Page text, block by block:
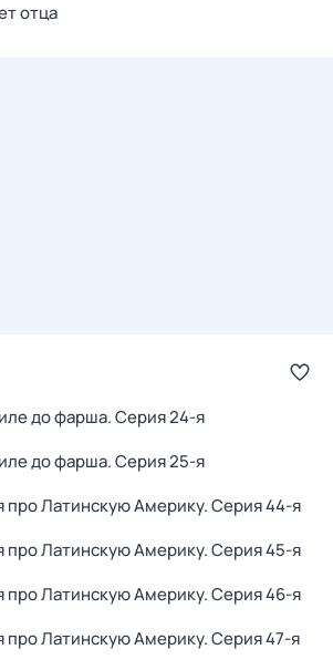
отца
до фарша. Серия 24-я
до фарша. Серия 25-я
про Латинскую Америку. Серия 44-я
про Латинскую Америку. Серия 45-я
про Латинскую Америку. Серия 46-я
про Латинскую Америку. Серия 47-я